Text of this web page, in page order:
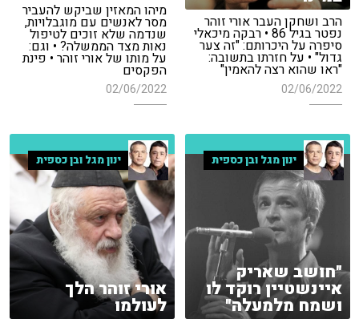
מיהו המאזין שביקש להעביר
מסר לאנשים עם מוגבלויות,
שנדמה שלא זוכים לטיפול
נאות מצד הממשלה? • וגם:
על מותו של אורי זוהר • פינת
הפקסים
02/06/2022
הרב ושחקן העבר אורי זוהר
נפטר בגיל 86 • רבקה מיכאלי
סיפרה על היכרותם: "זה צער
גדול" • על חזרתו בתשובה:
"ראו שהוא רצה להאמין"
02/06/2022
ינון מגל ובן כספית
אורי זוהר הלך
לעולמו
ינון מגל ובן כספית
"חושב שאריק
איינשטיין רוקד לו
ושמח מלמעלה"